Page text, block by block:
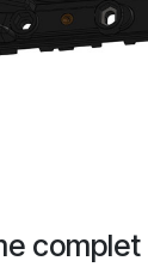
complet